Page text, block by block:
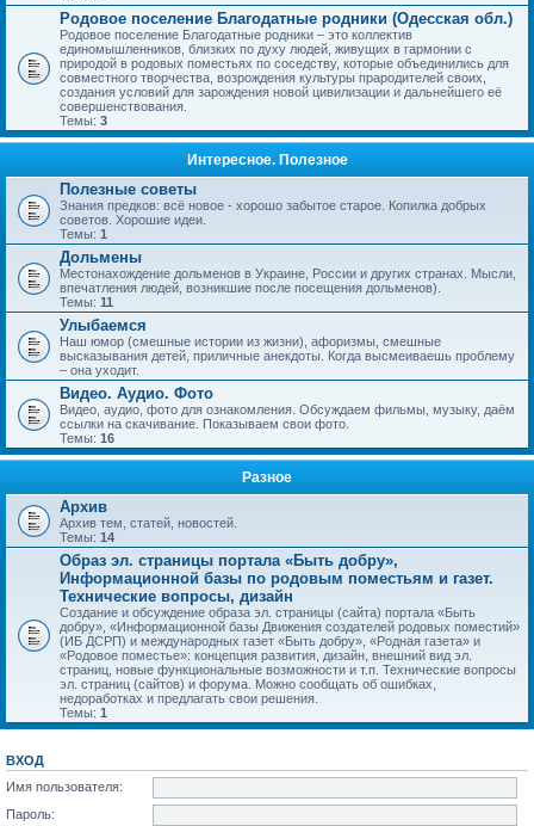
Родовое поселение Благодатные родники (Одесская обл.)
Родовое поселение Благодатные родники – это коллектив
единомышленников, близких по духу людей, живущих в гармонии с
природой в родовых поместьях по соседству, которые объединились для
совместного творчества, возрождения культуры прародителей своих,
создания условий для зарождения новой цивилизации и дальнейшего её
совершенствования.
Темы: 3
Интересное. Полезное
Полезные советы
Знания предков: всё новое - хорошо забытое старое. Копилка добрых
советов. Хорошие идеи.
Темы: 1
Дольмены
Местонахождение дольменов в Украине, России и других странах. Мысли,
впечатления людей, возникшие после посещения дольменов).
Темы: 11
Улыбаемся
Наш юмор (смешные истории из жизни), афоризмы, смешные
высказывания детей, приличные анекдоты. Когда высмеиваешь проблему
– она уходит.
Видео. Аудио. Фото
Видео, аудио, фото для ознакомления. Обсуждаем фильмы, музыку, даём
ссылки на скачивание. Показываем свои фото.
Темы: 16
Разное
Архив
Архив тем, статей, новостей.
Темы: 14
Образ эл. страницы портала «Быть добру»,
Информационной базы по родовым поместьям и газет.
Технические вопросы, дизайн
Создание и обсуждение образа эл. страницы (сайта) портала «Быть
добру», «Информационной базы Движения создателей родовых поместий»
(ИБ ДСРП) и международных газет «Быть добру», «Родная газета» и
«Родовое поместье»: концепция развития, дизайн, внешний вид эл.
страниц, новые функциональные возможности и т.п. Технические вопросы
эл. страниц (сайтов) и форума. Можно сообщать об ошибках,
недоработках и предлагать свои решения.
Темы: 1
ВХОД
Имя пользователя:
Пароль: